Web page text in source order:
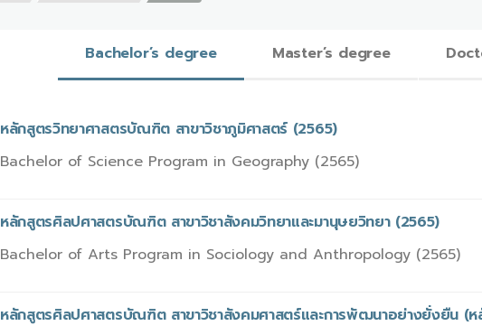
Bachelor’s degree Master’s degree
หลักสูตรวิทยาศาสตรบัณฑิต สาขาวิชาภูมิศาสตร์ (2565)
Bachelor of Science Program in Geography (2565)
หลักสูตรศิลปศาสตรบัณฑิต สาขาวิชาสังคมวิทยาและมานุษยวิทยา (2565)
Bachelor of Arts Program in Sociology and Anthropology (2565)
หลักสูตรศิลปศาสตรบัณฑิต สาขาวิชาสังคมศาสตร์และการพัฒนาอย่างยั่งยืน (ห